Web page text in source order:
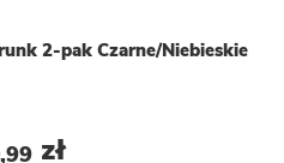
2-pak Czarne/Niebieskie
,99zł